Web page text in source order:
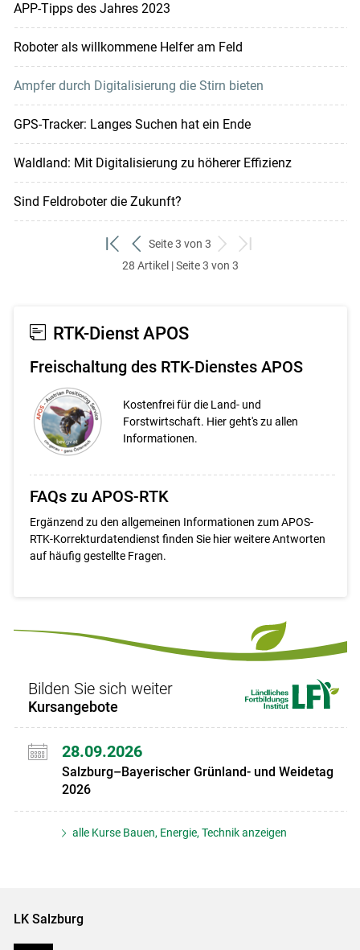
APP-Tipps des Jahres 2023
Roboter als willkommene Helfer am Feld
Ampfer durch Digitalisierung die Stirn bieten
GPS-Tracker: Langes Suchen hat ein Ende
Waldland: Mit Digitalisierung zu höherer Effizienz
Sind Feldroboter die Zukunft?
zum
ersten
zurück
zum
Seite 3 von 3
weiter
zum
zum
28 Artikel | Seite 3 von 3
RTK-Dienst APOS
Freischaltung des RTK-Dienstes APOS
Kostenfrei für die Land- und
Forstwirtschaft. Hier geht's zu allen
Informationen.
FAQs zu APOS-RTK
Ergänzend zu den allgemeinen Informationen zum APOS-
RTK-Korrekturdatendienst finden Sie hier weitere Antworten
auf häufig gestellte Fragen.
Bilden Sie sich weiter
Kursangebote
28.09.2026
Salzburg–Bayerischer Grünland- und Weidetag
2026
alle Kurse Bauen, Energie, Technik anzeigen
LK Salzburg